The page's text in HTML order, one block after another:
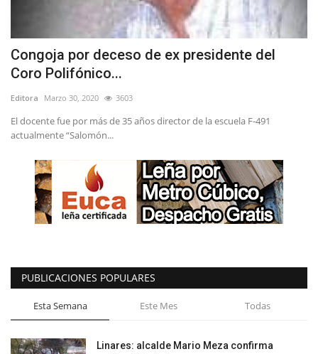
Congoja por deceso de ex presidente del
Coro Polifónico...
Editora Marzo 30, 2020 3603
El docente fue por más de 35 años director de la escuela F-491
actualmente “Salomón...
PUBLICACIONES POPULARES
Esta Semana Este Mes Todas
Linares: alcalde Mario Meza confirma